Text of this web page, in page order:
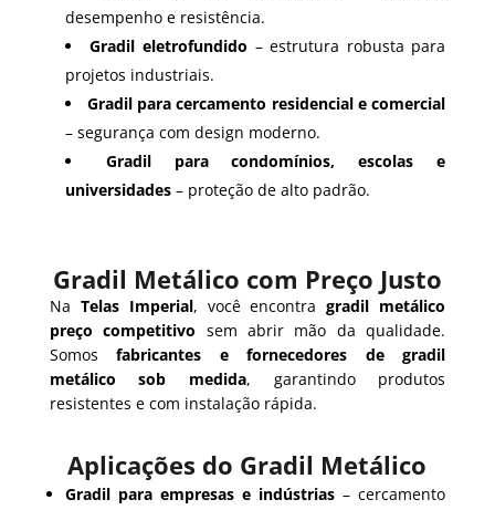
desempenho e resistência.
Gradil eletrofundido – estrutura robusta para
projetos industriais.
Gradil para cercamento residencial e comercial
– segurança com design moderno.
Gradil para condomínios, escolas e
universidades– proteção de alto padrão.
Gradil Metálico com Preço Justo
Na Telas Imperial, você encontragradil metálico
preço competitivo sem abrir mão da qualidade.
Somosfabricantes e fornecedores de gradil
metálico sob medida, garantindo produtos
resistentes e com instalação rápida.
Aplicações do Gradil Metálico
Gradil para empresas e indústrias – cercamento